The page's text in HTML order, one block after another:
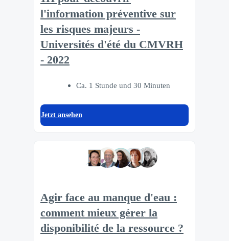
l'information préventive sur
les risques majeurs -
Universités d'été du CMVRH
- 2022
Ca. 1 Stunde und 30 Minuten
Jetzt ansehen
Agir face au manque d'eau :
comment mieux gérer la
disponibilité de la ressource ?